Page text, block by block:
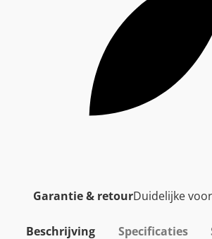
Garantie & retourDuidelijke
Beschrijving Specificaties